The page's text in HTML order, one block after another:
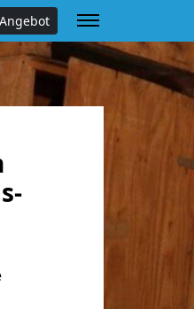
Angebot